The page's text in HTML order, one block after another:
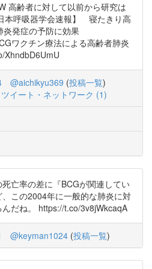
高齢者に対して以前から研究は
本呼吸器学会速報】 寝たきり高
発症の予防に効果
ワクチン療法による高齢者肺炎
XhndbD6UmU
@aichikyu369 (投稿一覧)
ツイート・ネットワーク (1)
亡率の差に『BCGが関連してい
この2004年に一般的な肺炎に対
だね。 https://t.co/3v8jWkcaqA
@keyman1024 (投稿一覧)